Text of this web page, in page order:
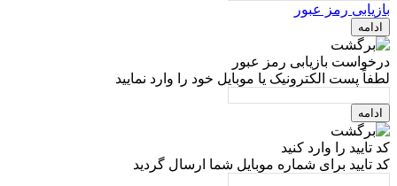
بازیابی رمز عبور
ادامه
درخواست بازیابی رمز عبور
لطفاً پست الکترونیک یا موبایل خود را وارد نمایید
ادامه
کد تایید را وارد کنید
کد تایید برای شماره موبایل شما ارسال گردید